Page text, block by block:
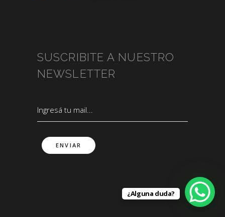
SUSCRIBITE A NUESTRO
NEWSLETTER
¿Alguna duda?